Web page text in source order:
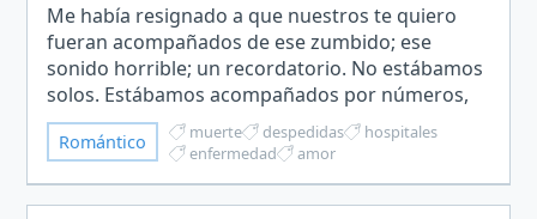
Me había resignado a que nuestros te quiero
fueran acompañados de ese zumbido; ese
sonido horrible; un recordatorio. No estábamos
solos. Estábamos acompañados por números,
marcas y la constante preocupación de que
estos no fueran normales.Hab…
Romántico muerte despedidas
hospitales
enfermedad
amor